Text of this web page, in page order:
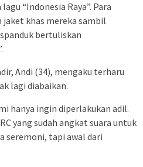
“Indonesia Raya”. Para
khas mereka sambil
bertuliskan
Andi (34), mengaku terharu
lagi diabaikan.
hanya ingin diperlakukan adil.
yang sudah angkat suara untuk
seremoni, tapi awal dari